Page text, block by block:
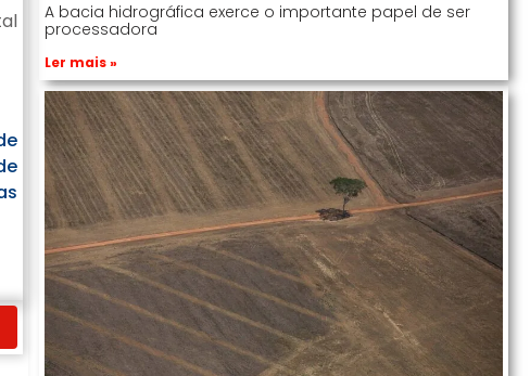
A bacia hidrográfica exerce o importante papel de ser
processadora
Ler mais »